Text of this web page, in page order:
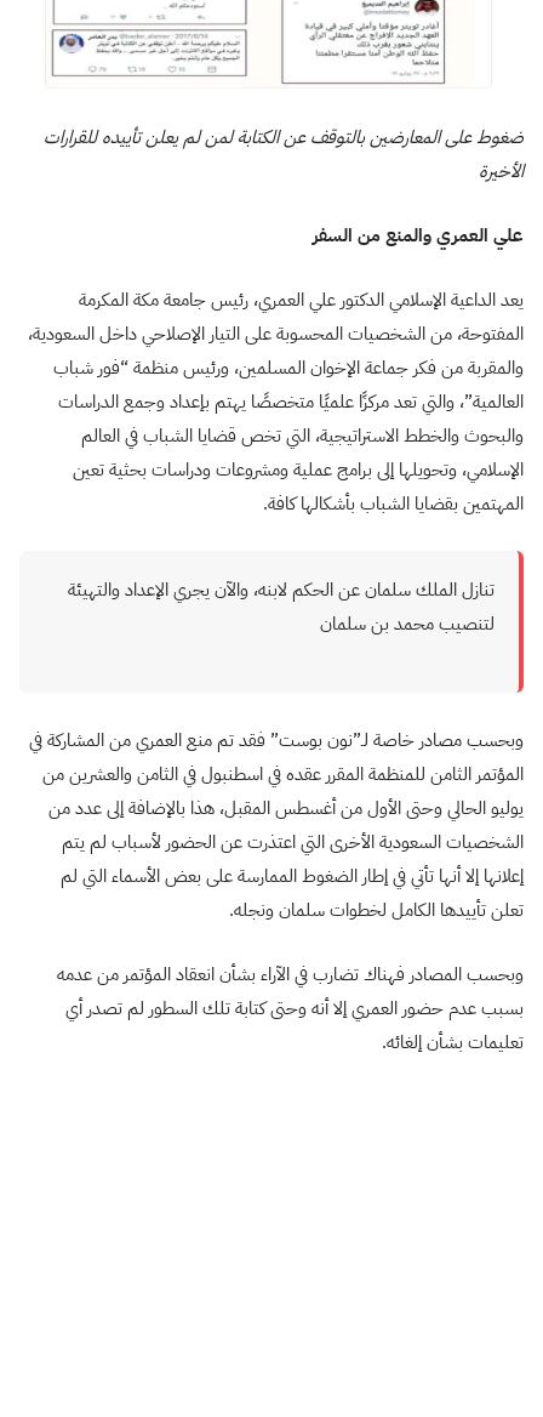
ضغوط على المعارضين بالتوقف عن الكتابة لمن لم يعلن تأييده للقرارات
الأخيرة
علي العمري والمنع من السفر
يعد الداعية الإسلامي الدكتور علي العمري، رئيس جامعة مكة المكرمة
المفتوحة، من الشخصيات المحسوبة على التيار الإصلاحي داخل السعودية،
والمقربة من فكر جماعة الإخوان المسلمين، ورئيس منظمة “فور شباب
العالمية”، والتي تعد مركزًا علميًا متخصصًا يهتم بإعداد وجمع الدراسات
والبحوث والخطط الاستراتيجية، التي تخص قضايا الشباب في العالم
الإسلامي، وتحويلها إلى برامج عملية ومشروعات ودراسات بحثية تعين
المهتمين بقضايا الشباب بأشكالها كافة.
تنازل الملك سلمان عن الحكم لابنه، والآن يجري الإعداد والتهيئة
لتنصيب محمد بن سلمان
وبحسب مصادر خاصة لـ”نون بوست” فقد تم منع العمري من المشاركة في
المؤتمر الثامن للمنظمة المقرر عقده في اسطنبول في الثامن والعشرين من
يوليو الحالي وحتى الأول من أغسطس المقبل، هذا بالإضافة إلى عدد من
الشخصيات السعودية الأخرى التي اعتذرت عن الحضور لأسباب لم يتم
إعلانها إلا أنها تأتي في إطار الضغوط الممارسة على بعض الأسماء التي لم
تعلن تأييدها الكامل لخطوات سلمان ونجله.
وبحسب المصادر فهناك تضارب في الآراء بشأن انعقاد المؤتمر من عدمه
بسبب عدم حضور العمري إلا أنه وحتى كتابة تلك السطور لم تصدر أي
تعليمات بشأن إلغائه.